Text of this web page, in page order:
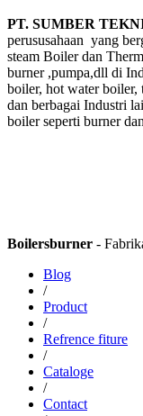
PT. SUMBER
perususahaan yang
steam Boiler dan
burner ,pumpa,dll di
boiler, hot water boiler,
dan berbagai Industri
boiler seperti burner
Boilersburner -
Blog
/
Product
/
Refrence fiture
/
Cataloge
/
Contact